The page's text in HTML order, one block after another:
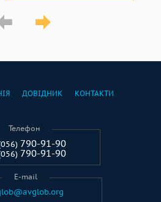
ДОВІДНИК КОНТАКТИ
Телефон
790-91-90
790-91-90
E-mail